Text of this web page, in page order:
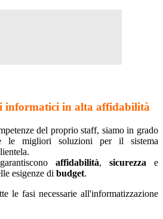
informatici in alta affidabilità
del proprio staff, siamo in grado
le migliori soluzioni per il sistema
affidabilità, sicurezza e
esigenze di budget.
le fasi necessarie all'informatizzazione